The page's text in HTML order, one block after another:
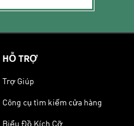
HỖ TRỢ
Trợ Giúp
Công cụ tìm kiếm cửa hàng
Biểu Đồ Kích Cỡ